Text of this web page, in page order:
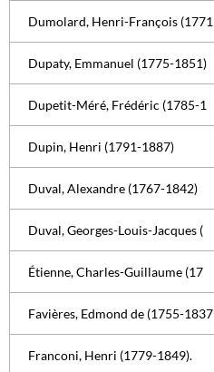
Dumolard, Henri-François (1771
Dupaty, Emmanuel (1775-1851)
Dupetit-Méré, Frédéric (1785-1
Dupin, Henri (1791-1887)
Duval, Alexandre (1767-1842)
Duval, Georges-Louis-Jacques (
Étienne, Charles-Guillaume (17
Favières, Edmond de (1755-1837
Franconi, Henri (1779-1849).